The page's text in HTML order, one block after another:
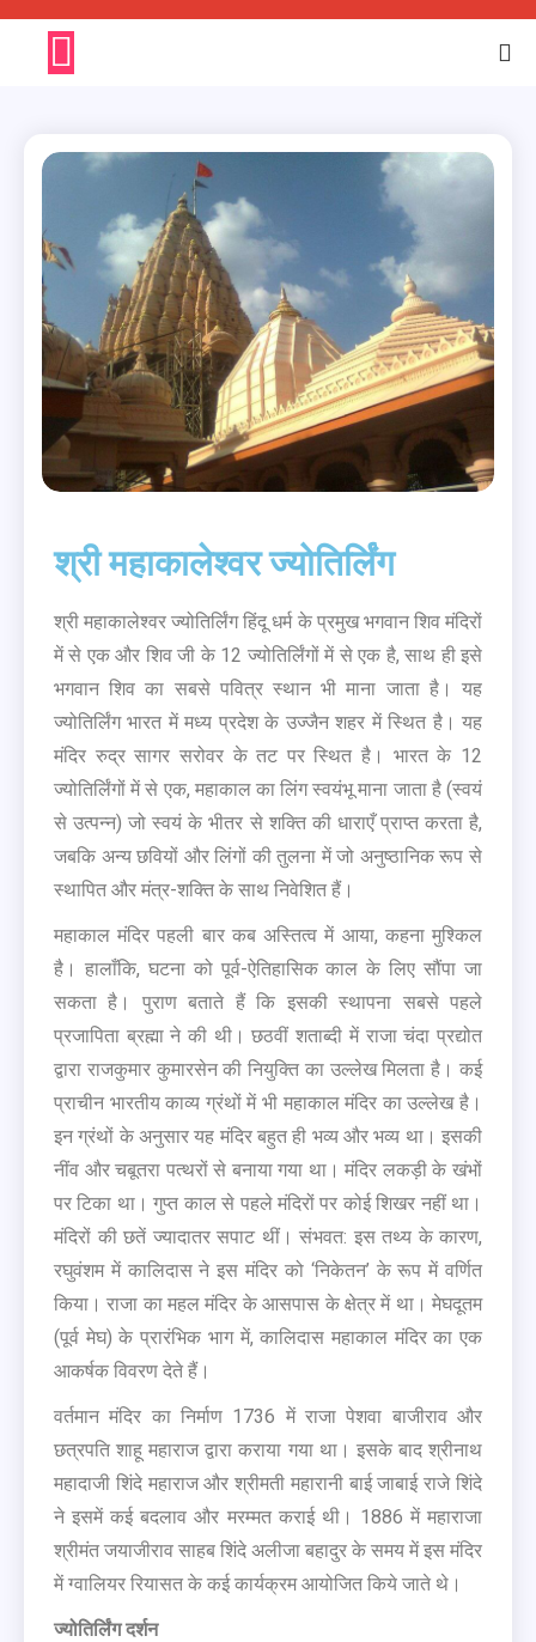
श्री महाकालेश्वर ज्योतिर्लिंग
श्री महाकालेश्वर ज्योतिर्लिंग हिंदू धर्म के प्रमुख भगवान शिव मंदिरों
में से एक और शिव जी के 12 ज्योतिर्लिंगों में से एक है, साथ ही इसे
भगवान शिव का सबसे पवित्र स्थान भी माना जाता है। यह
ज्योतिर्लिंग भारत में मध्य प्रदेश के उज्जैन शहर में स्थित है। यह
मंदिर रुद्र सागर सरोवर के तट पर स्थित है। भारत के 12
ज्योतिर्लिंगों में से एक, महाकाल का लिंग स्वयंभू माना जाता है (स्वयं
से उत्पन्न) जो स्वयं के भीतर से शक्ति की धाराएँ प्राप्त करता है,
जबकि अन्य छवियों और लिंगों की तुलना में जो अनुष्ठानिक रूप से
स्थापित और मंत्र-शक्ति के साथ निवेशित हैं।
महाकाल मंदिर पहली बार कब अस्तित्व में आया, कहना मुश्किल
है। हालाँकि, घटना को पूर्व-ऐतिहासिक काल के लिए सौंपा जा
सकता है। पुराण बताते हैं कि इसकी स्थापना सबसे पहले
प्रजापिता ब्रह्मा ने की थी। छठवीं शताब्दी में राजा चंदा प्रद्योत
द्वारा राजकुमार कुमारसेन की नियुक्ति का उल्लेख मिलता है। कई
प्राचीन भारतीय काव्य ग्रंथों में भी महाकाल मंदिर का उल्लेख है।
इन ग्रंथों के अनुसार यह मंदिर बहुत ही भव्य और भव्य था। इसकी
नींव और चबूतरा पत्थरों से बनाया गया था। मंदिर लकड़ी के खंभों
पर टिका था। गुप्त काल से पहले मंदिरों पर कोई शिखर नहीं था।
मंदिरों की छतें ज्यादातर सपाट थीं। संभवत: इस तथ्य के कारण,
रघुवंशम में कालिदास ने इस मंदिर को ‘निकेतन’ के रूप में वर्णित
किया। राजा का महल मंदिर के आसपास के क्षेत्र में था। मेघदूतम
(पूर्व मेघ) के प्रारंभिक भाग में, कालिदास महाकाल मंदिर का एक
आकर्षक विवरण देते हैं।
वर्तमान मंदिर का निर्माण 1736 में राजा पेशवा बाजीराव और
छत्रपति शाहू महाराज द्वारा कराया गया था। इसके बाद श्रीनाथ
महादाजी शिंदे महाराज और श्रीमती महारानी बाई जाबाई राजे शिंदे
ने इसमें कई बदलाव और मरम्मत कराई थी। 1886 में महाराजा
श्रीमंत जयाजीराव साहब शिंदे अलीजा बहादुर के समय में इस मंदिर
में ग्वालियर रियासत के कई कार्यक्रम आयोजित किये जाते थे।
ज्योतिर्लिंग दर्शन